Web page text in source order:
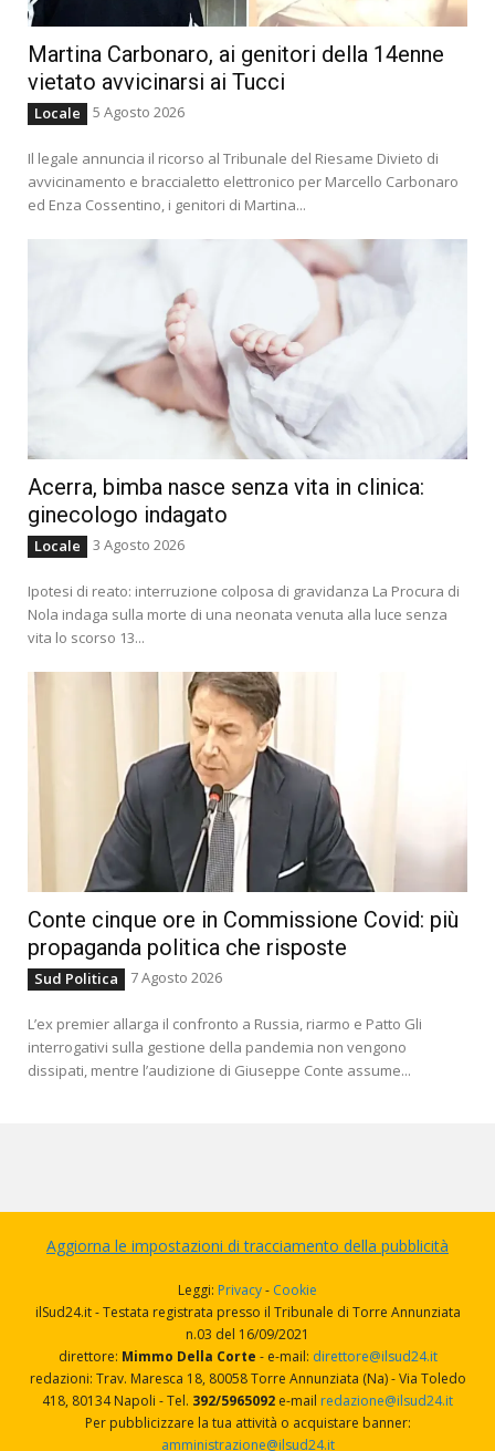
Martina Carbonaro, ai genitori della 14enne
vietato avvicinarsi ai Tucci
Locale 5 Agosto 2026
Il legale annuncia il ricorso al Tribunale del Riesame Divieto di
avvicinamento e braccialetto elettronico per Marcello Carbonaro
ed Enza Cossentino, i genitori di Martina...
Acerra, bimba nasce senza vita in clinica:
ginecologo indagato
Locale 3 Agosto 2026
Ipotesi di reato: interruzione colposa di gravidanza La Procura di
Nola indaga sulla morte di una neonata venuta alla luce senza
vita lo scorso 13...
Conte cinque ore in Commissione Covid: più
propaganda politica che risposte
Sud Politica 7 Agosto 2026
L’ex premier allarga il confronto a Russia, riarmo e Patto Gli
interrogativi sulla gestione della pandemia non vengono
dissipati, mentre l’audizione di Giuseppe Conte assume...
Aggiorna le impostazioni di tracciamento della pubblicità
Leggi: Privacy- Cookie
ilSud24.it - Testata registrata presso il Tribunale di Torre Annunziata
n.03 del 16/09/2021
direttore: Mimmo Della Corte - e-mail: direttore@ilsud24.it
redazioni: Trav. Maresca 18, 80058 Torre Annunziata (Na) - Via Toledo
418, 80134 Napoli - Tel. 392/5965092 e-mail redazione@ilsud24.it
Per pubblicizzare la tua attività o acquistare banner:
amministrazione@ilsud24.it